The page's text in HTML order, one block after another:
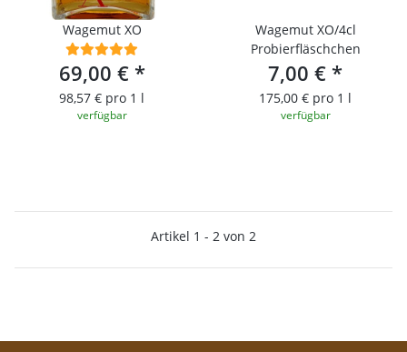
Wagemut XO
69,00 € *
98,57 € pro 1 l
verfügbar
Wagemut XO/4cl
Probierfläschchen
7,00 € *
175,00 € pro 1 l
verfügbar
Artikel 1 - 2 von 2